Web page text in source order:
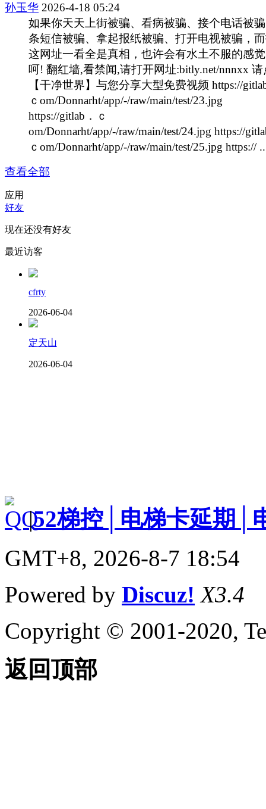
孙玉华 2026-4-18 05:24
如果你天天上街被骗、看病被骗、接个电话被
条短信被骗、拿起报纸被骗、打开电视被骗，
这网址一看全是真相，也许会有水土不服的感
呵! 翻红墙,看禁闻,请打开网址:bitly.net/nnnxx 请
【干净世界】与您分享大型免费视频 https://
ｃom/Donnarht/app/-/raw/main/test/23.jpg
https://gitlab．ｃ
om/Donnarht/app/-/raw/main/test/24.jpg https://
ｃom/Donnarht/app/-/raw/main/test/25.jpg https://
查看全部
应用
好友
现在还没有好友
最近访客
cfrty
2026-06-04
定天山
2026-06-04
|52梯控│电梯卡延期│
GMT+8, 2026-8-7 18:54
Powered by Discuz! X3.4
Copyright © 2001-2020,
返回顶部